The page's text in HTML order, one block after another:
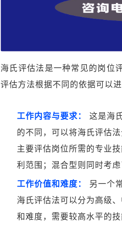
海氏评估法是一种常见的岗位
评估方法根据不同的依据可以
工作内容与要求：
这是海
的不同，可以将海氏评估
主要评估岗位所需的专业
利范围；混合型则同时考虑
工作价值和难度：
另一个
海氏评估法可以分为高级
和难度，需要较高水平的